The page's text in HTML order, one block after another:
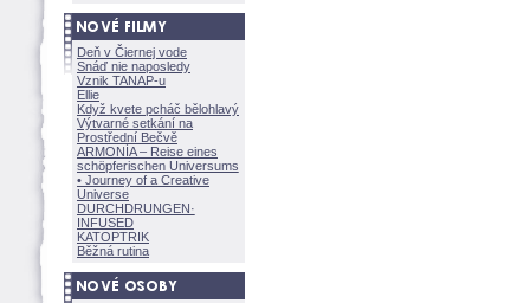
Deň v Čiernej vode
Snáď nie naposledy
Vznik TANAP-u
Ellie
Když kvete pcháč bělohlavý
Výtvarné setkání na
Prostřední Bečvě
ARMONÍA – Reise eines
schöpferischen Universums
• Journey of a Creative
Universe
DURCHDRUNGEN·
INFUSED
KATOPTRIK
Běžná rutina